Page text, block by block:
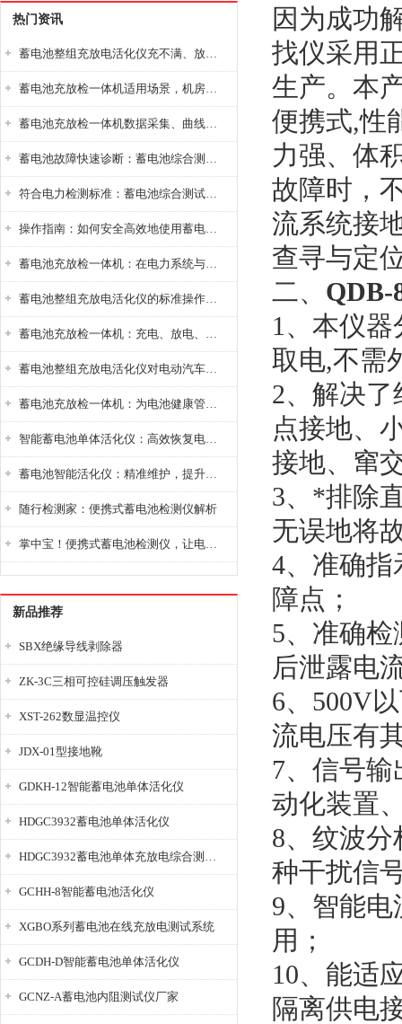
热门资讯
蓄电池整组充放电活化仪充不满、放不完怎么办？
蓄电池充放检一体机适用场景，机房基站变电站铅酸蓄电池维护检测应用
蓄电池充放检一体机数据采集、曲线分析与电池健康状态智能评估功能详解
蓄电池故障快速诊断：蓄电池综合测试仪判断落后电池的方法与标准
符合电力检测标准：蓄电池综合测试仪测试规范与精度校准方法详解
操作指南：如何安全高效地使用蓄电池智能活化仪？
蓄电池充放检一体机：在电力系统与储能设备中的创新应用，确保蓄电池性能与可靠性
蓄电池整组充放电活化仪的标准操作流程：从接线设置到充放电参数设定的安全规范
蓄电池充放检一体机：充电、放电、检测三功能集成设备
蓄电池整组充放电活化仪对电动汽车电池有帮助吗？
蓄电池充放检一体机：为电池健康管理提供一站式解决方案
智能蓄电池单体活化仪：高效恢复电池性能，延长蓄电池使用寿命
蓄电池智能活化仪：精准维护，提升电池健康状态
随行检测家：便携式蓄电池检测仪解析
掌中宝！便携式蓄电池检测仪，让电池检测变得简单又快捷！
新品推荐
SBX绝缘导线剥除器
ZK-3C三相可控硅调压触发器
XST-262数显温控仪
JDX-01型接地靴
GDKH-12智能蓄电池单体活化仪
HDGC3932蓄电池单体活化仪
HDGC3932蓄电池单体充放电综合测试仪
GCHH-8智能蓄电池活化仪
XGBO系列蓄电池在线充放电测试系统
GCDH-D智能蓄电池单体活化仪
GCNZ-A蓄电池内阻测试仪厂家
因为成功
找仪采用
生产。本
便携式,性
力强、体
故障时，
流系统接
查寻与定
二、 QDB-
1、本仪
取电,不需
2、解决
点接地、
接地、窜
3、*排除
无误地将
4、准确
障点；
5、准确
后泄露电
6、500V
流电压有
7、信号
动化装置
8、纹波
种干扰信
9、智能
用；
10、能适
隔离供电